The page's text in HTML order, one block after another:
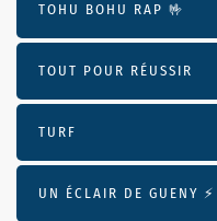
TOHU BOHU RAP 🤟
TOUT POUR RÉUSSIR
TURF
UN ÉCLAIR DE GUENY ⚡️